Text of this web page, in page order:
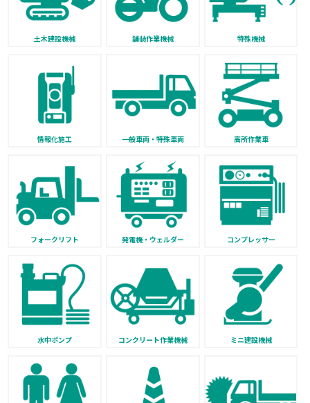
土木建設機械 舗装作業機械 特殊機械
情報化施工 一般車両・特殊車両 高所作業車
フォークリフト 発電機・ウェルダー コンプレッサー
水中ポンプ コンクリート作業機械 ミニ建設機械